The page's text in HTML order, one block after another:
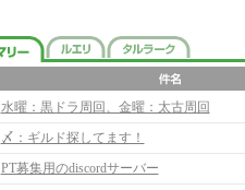
水曜：黒ドラ周回、金曜：太古周回
〆：ギルド探してます！
PT募集用のdiscordサーバー